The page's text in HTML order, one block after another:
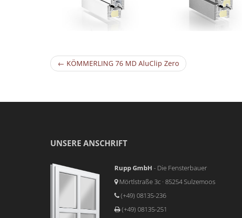
← KÖMMERLING 76 MD AluClip Zero
UNSERE ANSCHRIFT
Rupp GmbH - Die Fensterbauer
Mörtlstraße 3c · 85254 Sulzemoos
(+49) 08135-236
(+49) 08135-251